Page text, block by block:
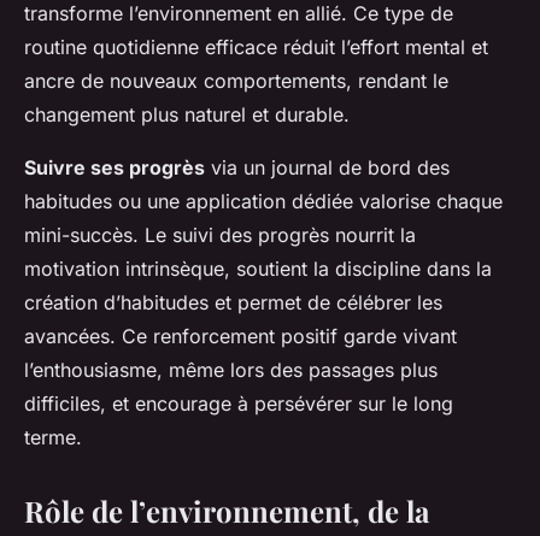
transforme l’environnement en allié. Ce type de
routine quotidienne efficace réduit l’effort mental et
ancre de nouveaux comportements, rendant le
changement plus naturel et durable.
Suivre ses progrès via un journal de bord des
habitudes ou une application dédiée valorise chaque
mini-succès. Le suivi des progrès nourrit la
motivation intrinsèque, soutient la discipline dans la
création d’habitudes et permet de célébrer les
avancées. Ce renforcement positif garde vivant
l’enthousiasme, même lors des passages plus
difficiles, et encourage à persévérer sur le long
terme.
Rôle de l’environnement, de la